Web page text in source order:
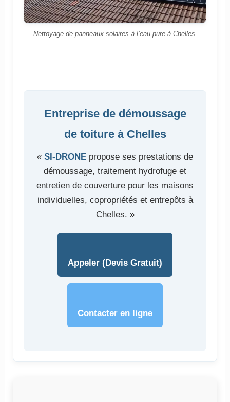
Nettoyage de panneaux solaires à l’eau pure à Chelles.
Entreprise de démoussage
de toiture à Chelles
« SI-DRONE propose ses prestations de
démoussage, traitement hydrofuge et
entretien de couverture pour les maisons
individuelles, copropriétés et entrepôts à
Chelles. »
Appeler (Devis Gratuit)
Contacter en ligne